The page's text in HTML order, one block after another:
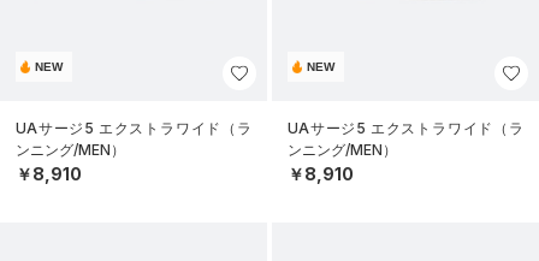
NEW
UAサージ5 エクストラワイド（ラ
ンニング/MEN）
￥8,910
NEW
UAサージ5 エクストラワイド（ラ
ンニング/MEN）
￥8,910